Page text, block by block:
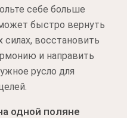
себе больше
быстро вернуть
восстановить
и направить
русло для
одной поляне